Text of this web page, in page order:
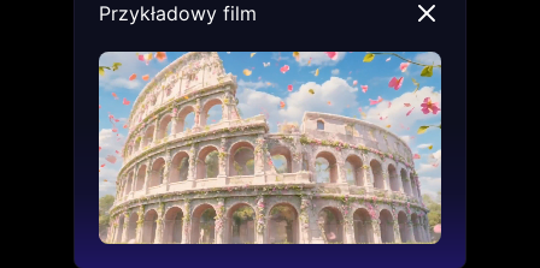
Przykładowy film